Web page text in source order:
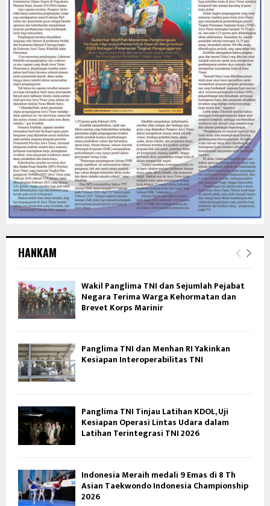
HANKAM
Wakil Panglima TNI dan Sejumlah Pejabat
Negara Terima Warga Kehormatan dan
Brevet Korps Marinir
Panglima TNI dan Menhan RI Yakinkan
Kesiapan Interoperabilitas TNI
Panglima TNI Tinjau Latihan KDOL, Uji
Kesiapan Operasi Lintas Udara dalam
Latihan Terintegrasi TNI 2026
Indonesia Meraih medali 9 Emas di 8 Th
Asian Taekwondo Indonesia Championship
2026